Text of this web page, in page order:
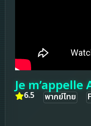
Je m’appelle
6.5 พากย์ไทย